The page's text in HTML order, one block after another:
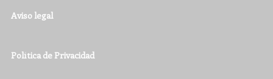
Aviso legal
Política de Privacidad